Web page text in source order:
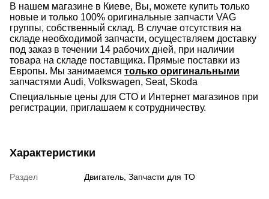
В нашем магазине в Киеве, Вы, можете купить только
новые и только 100% оригинальные запчасти VAG
группы, собственный склад. В случае отсутствия на
складе необходимой запчасти, осуществляем доставку
под заказ в течении 14 рабочих дней, при наличии
товара на складе поставщика. Прямые поставки из
Европы. Мы занимаемся только оригинальными
запчастями Audi, Volkswagen, Seat, Skoda
Специальные цены для СТО и Интернет магазинов при
регистрации, приглашаем к сотрудничеству.
Характеристики
Раздел Двигатель, Запчасти для ТО